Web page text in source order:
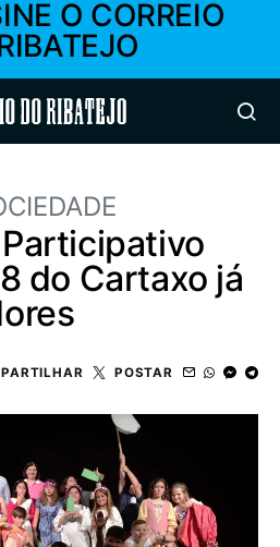
O CORREIO
do Ribatejo
do Cartaxo já
PARTILHAR POSTAR